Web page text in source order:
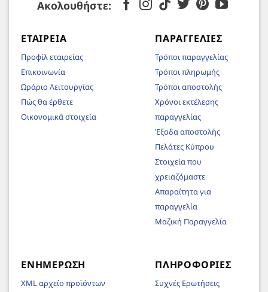
Ακολουθήστε:
ΕΤΑΙΡΕΊΑ
Προφίλ εταιρείας
Επικοινωνία
Ωράριο Λειτουργίας
Πώς θα έρθετε
Οικονομικά στοιχεία
ΠΑΡΑΓΓΕΛΊΕΣ
Τρόποι παραγγελίας
Τρόποι πληρωμής
Τρόποι αποστολής
Χρόνοι εκτέλεσης
παραγγελίας
Έξοδα αποστολής
Πελάτες Κύπρου
Στοιχεία που
χρειαζόμαστε
Απαραίτητα για
παραγγελία
Μαζική Παραγγελία
ΕΝΗΜΈΡΩΣΗ
XML αρχείο προϊόντων
ΠΛΗΡΟΦΟΡΊΕΣ
Συχνές Ερωτήσεις